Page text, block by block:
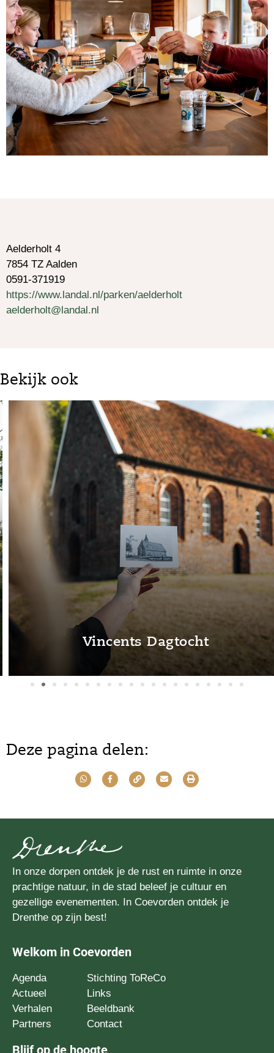
Aelderholt 4
7854 TZ Aalden
0591-371919
https://www.landal.nl/parken/aelderholt
aelderholt@landal.nl
Bekijk ook
Vincents Dagtocht
Deze pagina delen:
In onze dorpen ontdek je de rust en ruimte in onze
prachtige natuur, in de stad beleef je cultuur en
gezellige evenementen. In Coevorden ontdek je
Drenthe op zijn best!
Welkom in Coevorden
Agenda
Actueel
Verhalen
Partners
Stichting ToReCo
Links
Beeldbank
Contact